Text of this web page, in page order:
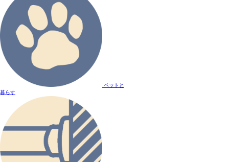
ペットと
暮らす